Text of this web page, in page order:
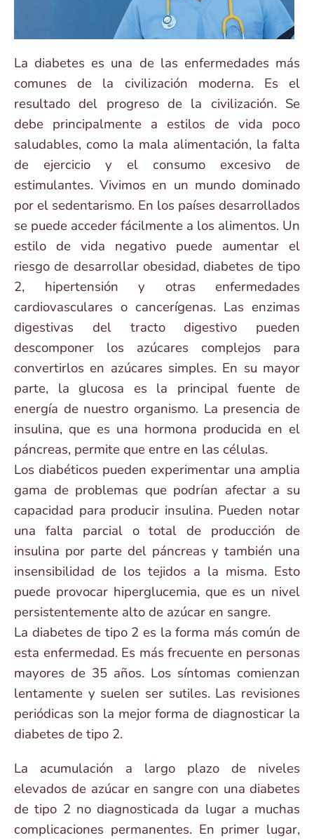
La diabetes es una de las enfermedades más
comunes de la civilización moderna. Es el
resultado del progreso de la civilización. Se
debe principalmente a estilos de vida poco
saludables, como la mala alimentación, la falta
de ejercicio y el consumo excesivo de
estimulantes. Vivimos en un mundo dominado
por el sedentarismo. En los países desarrollados
se puede acceder fácilmente a los alimentos. Un
estilo de vida negativo puede aumentar el
riesgo de desarrollar obesidad, diabetes de tipo
2, hipertensión y otras enfermedades
cardiovasculares o cancerígenas. Las enzimas
digestivas del tracto digestivo pueden
descomponer los azúcares complejos para
convertirlos en azúcares simples. En su mayor
parte, la glucosa es la principal fuente de
energía de nuestro organismo. La presencia de
insulina, que es una hormona producida en el
páncreas, permite que entre en las células.
Los diabéticos pueden experimentar una amplia
gama de problemas que podrían afectar a su
capacidad para producir insulina. Pueden notar
una falta parcial o total de producción de
insulina por parte del páncreas y también una
insensibilidad de los tejidos a la misma. Esto
puede provocar hiperglucemia, que es un nivel
persistentemente alto de azúcar en sangre.
La diabetes de tipo 2 es la forma más común de
esta enfermedad. Es más frecuente en personas
mayores de 35 años. Los síntomas comienzan
lentamente y suelen ser sutiles. Las revisiones
periódicas son la mejor forma de diagnosticar la
diabetes de tipo 2.
La acumulación a largo plazo de niveles
elevados de azúcar en sangre con una diabetes
de tipo 2 no diagnosticada da lugar a muchas
complicaciones permanentes. En primer lugar,